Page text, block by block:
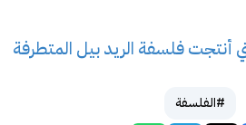
أنتجت فلسفة الريد بيل المتطرفة
#الفلسفة